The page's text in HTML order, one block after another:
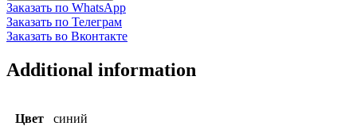
Заказать по WhatsApp
Заказать по Телеграм
Заказать во Вконтакте
Additional information
Цвет синий